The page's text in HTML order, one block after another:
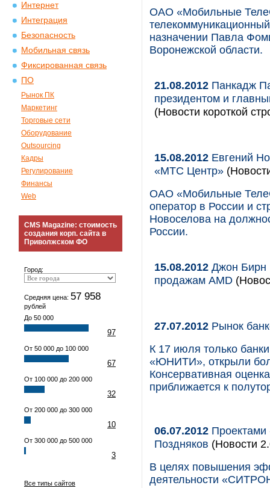
Интернет
Интеграция
Безопасность
Мобильная связь
Фиксированная связь
ПО
Рынок ПК
Маркетинг
Торговые сети
Оборудование
Outsourcing
Кадры
Регулирование
Финансы
Web
CMS Magazine: стоимость
создания корп. сайта в
Приволжском ФО
Город:
Средняя цена: 57 958
рублей
До 50 000
97
От 50 000 до 100 000
67
От 100 000 до 200 000
32
От 200 000 до 300 000
10
От 300 000 до 500 000
3
Все типы сайтов
ОАО «Мобильные
назначении Павла
Воронежской области.
21.08.2012 Панкадж
президентом и
(Новости короткой
15.08.2012 Евгений
«МТС Центр»
ОАО «Мобильные
оператор в России и
Новоселова на
России.
15.08.2012 Джон Бирн
продажам AMD
27.07.2012 Рынок
К 17 июля только
«ЮНИТИ», открыли
Консервативная
приближается к
06.07.2012
Поздняков (Новости
В целях повышения
деятельности